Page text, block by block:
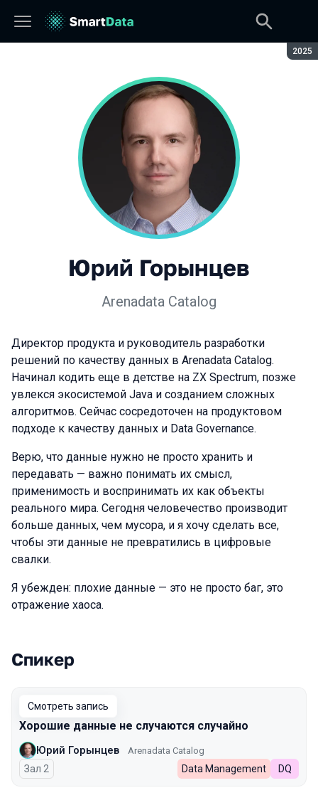
2025
Юрий Горынцев
Arenadata Catalog
Директор продукта и руководитель разработки
решений по качеству данных в Arenadata Catalog.
Начинал кодить еще в детстве на ZX Spectrum, позже
увлекся экосистемой Java и созданием сложных
алгоритмов. Сейчас сосредоточен на продуктовом
подходе к качеству данных и Data Governance.
Верю, что данные нужно не просто хранить и
передавать — важно понимать их смысл,
применимость и воспринимать их как объекты
реального мира. Сегодня человечество производит
больше данных, чем мусора, и я хочу сделать все,
чтобы эти данные не превратились в цифровые
свалки.
Я убежден: плохие данные — это не просто баг, это
отражение хаоса.
Выступления в сезоне 2025
Спикер
Смотреть запись
Хорошие данные не случаются случайно
Юрий Горынцев Arenadata Catalog
Зал 2 Data Management DQ